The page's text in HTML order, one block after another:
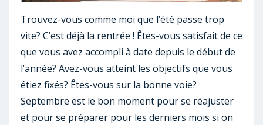
Trouvez-vous comme moi que l’été passe trop
vite? C’est déjà la rentrée ! Êtes-vous satisfait de ce
que vous avez accompli à date depuis le début de
l’année? Avez-vous atteint les objectifs que vous
étiez fixés? Êtes-vous sur la bonne voie?
Septembre est le bon moment pour se réajuster
et pour se préparer pour les derniers mois si on